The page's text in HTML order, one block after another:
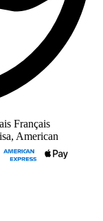
Français
American